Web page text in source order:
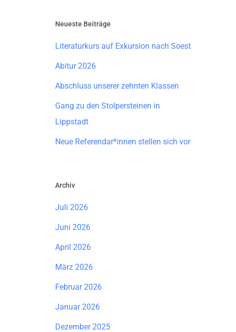
Neueste Beiträge
Literaturkurs auf Exkursion nach Soest
Abitur 2026
Abschluss unserer zehnten Klassen
Gang zu den Stolpersteinen in
Lippstadt
Neue Referendar*innen stellen sich vor
Archiv
Juli 2026
Juni 2026
April 2026
März 2026
Februar 2026
Januar 2026
Dezember 2025